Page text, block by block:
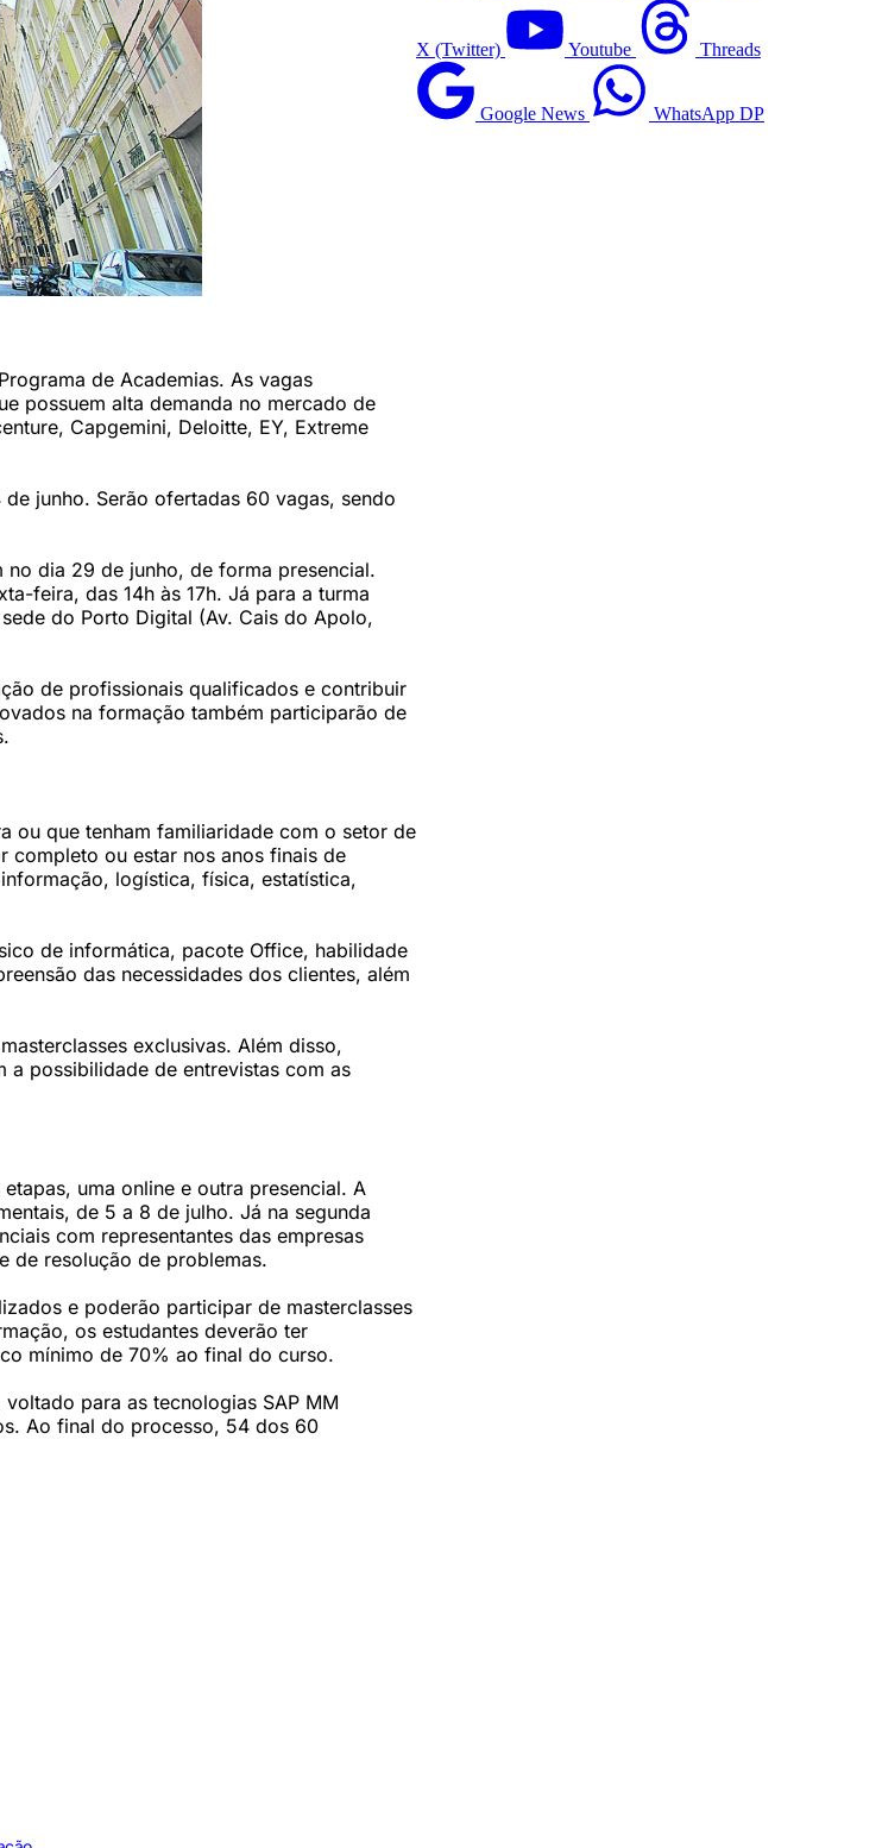
de Academias. As vagas
possuem alta demanda no mercado de
Capgemini, Deloitte, EY, Extreme
junho. Serão ofertadas 60 vagas, sendo
dia 29 de junho, de forma presencial.
feira, das 14h às 17h. Já para a turma
do Porto Digital (Av. Cais do Apolo,
de profissionais qualificados e contribuir
na formação também participarão de
ou que tenham familiaridade com o setor de
completo ou estar nos anos finais de
logística, física, estatística,
de informática, pacote Office, habilidade
das necessidades dos clientes, além
exclusivas. Além disso,
possibilidade de entrevistas com as
uma online e outra presencial. A
de 5 a 8 de julho. Já na segunda
com representantes das empresas
de resolução de problemas.
e poderão participar de masterclasses
os estudantes deverão ter
mínimo de 70% ao final do curso.
para as tecnologias SAP MM
Ao final do processo, 54 dos 60
X (Twitter) Youtube Threads
Google News WhatsApp DP